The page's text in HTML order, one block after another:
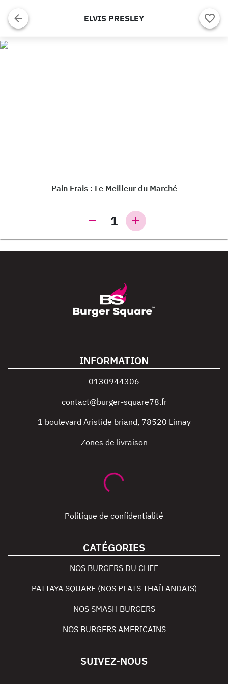
ELVIS PRESLEY
Pain Frais : Le Meilleur du Marché
1
INFORMATION
0130944306
contact@burger-square78.fr
1 boulevard Aristide briand, 78520 Limay
Zones de livraison
Politique de confidentialité
CATÉGORIES
NOS BURGERS DU CHEF
PATTAYA SQUARE (NOS PLATS THAÏLANDAIS)
NOS SMASH BURGERS
NOS BURGERS AMERICAINS
SUIVEZ-NOUS